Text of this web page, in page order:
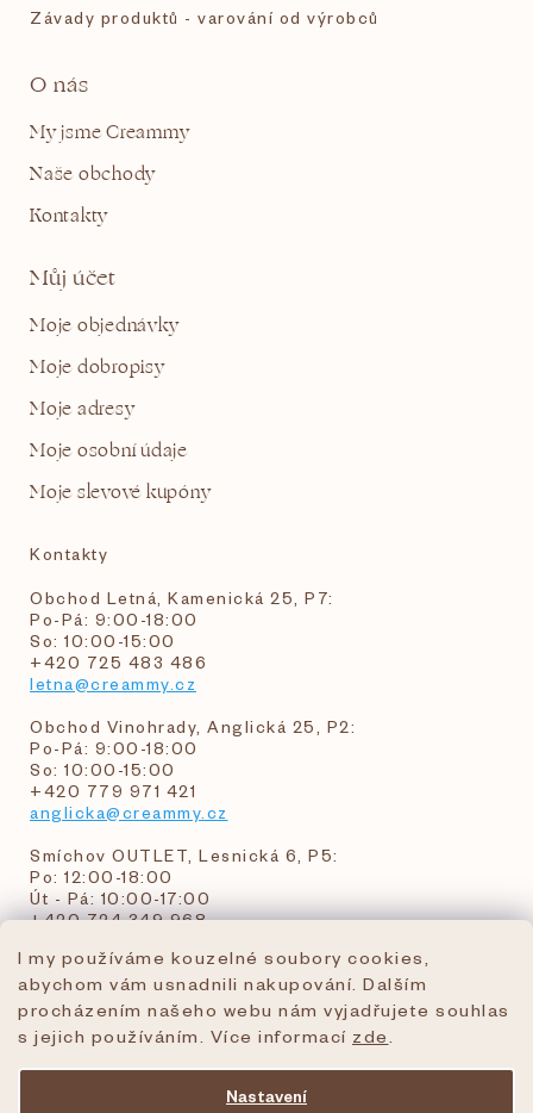
I my používáme kouzelné soubory cookies,
abychom vám usnadnili nakupování. Dalším
procházením našeho webu nám vyjadřujete souhlas
s jejich používáním. Více informací zde
Nastavení
Závady produktů - varování od výrobců
O nás
My jsme Creammy
Naše obchody
Kontakty
Můj účet
Moje objednávky
Moje dobropisy
Moje adresy
Moje osobní údaje
Moje slevové kupóny
Kontakty
Obchod Letná, Kamenická 25, P7:
Po-Pá: 9:00-18:00
So: 10:00-15:00
+420 725 483 486
letna@creammy.cz
Obchod Vinohrady, Anglická 25, P2:
Po-Pá: 9:00-18:00
So: 10:00-15:00
+420 779 971 421
anglicka@creammy.cz
Smíchov OUTLET, Lesnická 6, P5:
Po: 12:00-18:00
Út - Pá: 10:00-17:00
+420 724 349 968
objednavky@creammy.cz
tel:+420 724 349 968